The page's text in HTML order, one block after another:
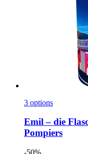
3 options
Emil – die
Pompiers
-50%